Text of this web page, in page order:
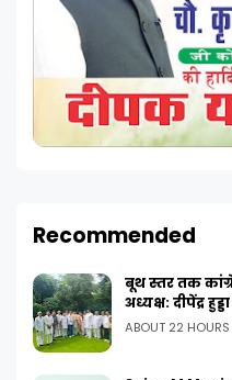
Recommended
बूथ स्तर तक
अध्यक्ष: दीपेंद्र हुड्डा
ABOUT 22